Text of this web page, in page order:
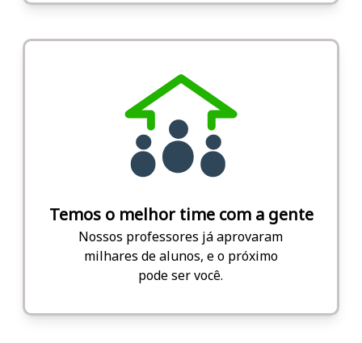
Temos o melhor time com a gente
Nossos professores já aprovaram
milhares de alunos, e o próximo
pode ser você.